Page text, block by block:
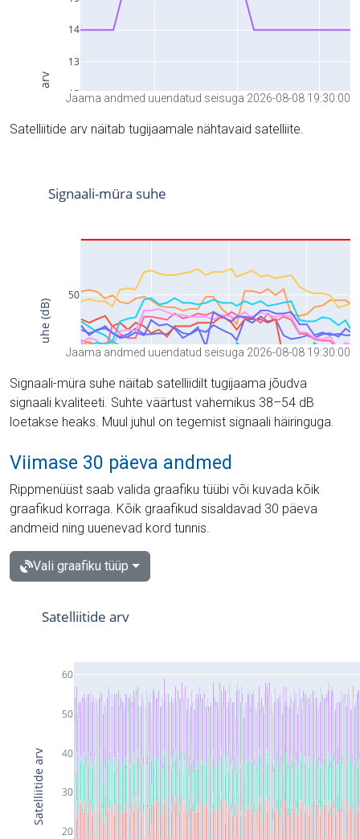
Jaama andmed uuendatud seisuga 2026-08-08 19:30:00
Satelliitide arv näitab tugijaamale nähtavaid satelliite.
Jaama andmed uuendatud seisuga 2026-08-08 19:30:00
Signaali-müra suhe näitab satelliidilt tugijaama jõudva
signaali kvaliteeti. Suhte väärtust vahemikus 38–54 dB
loetakse heaks. Muul juhul on tegemist signaali häiringuga.
Viimase 30 päeva andmed
Rippmenüüst saab valida graafiku tüübi või kuvada kõik
graafikud korraga. Kõik graafikud sisaldavad 30 päeva
andmeid ning uuenevad kord tunnis.
Vali graafiku tüüp
20
30
40
50
60
Satelliitide arv
Satelliitide arv